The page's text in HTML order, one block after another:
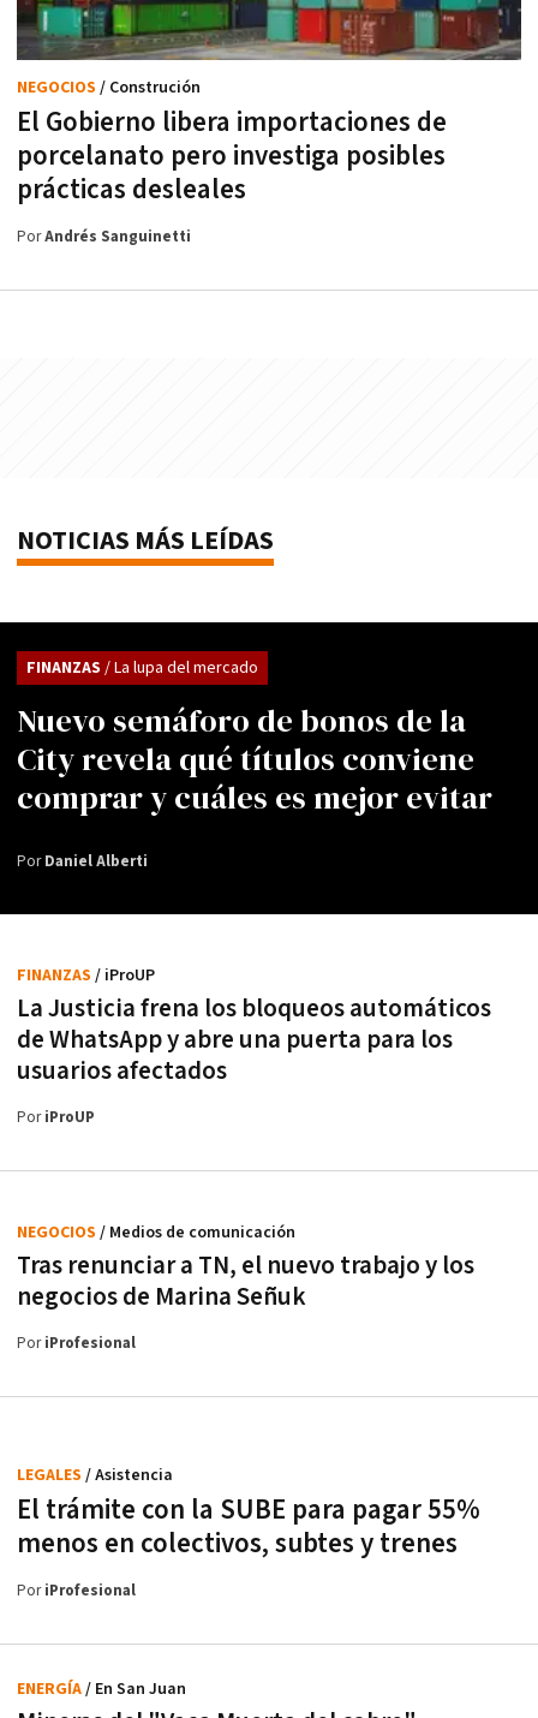
El Gobierno libera importaciones de
porcelanato pero investiga posibles
prácticas desleales
NEGOCIOS / Construción
PorAndrés Sanguinetti
NOTICIAS MÁS LEÍDAS
Nuevo semáforo de bonos de la
City revela qué títulos conviene
comprar y cuáles es mejor evitar
FINANZAS / La lupa del mercado
PorDaniel Alberti
La Justicia frena los bloqueos automáticos
de WhatsApp y abre una puerta para los
usuarios afectados
FINANZAS / iProUP
PoriProUP
Tras renunciar a TN, el nuevo trabajo y los
negocios de Marina Señuk
NEGOCIOS / Medios de comunicación
PoriProfesional
El trámite con la SUBE para pagar 55%
menos en colectivos, subtes y trenes
LEGALES / Asistencia
PoriProfesional
ENERGÍA/ En San Juan